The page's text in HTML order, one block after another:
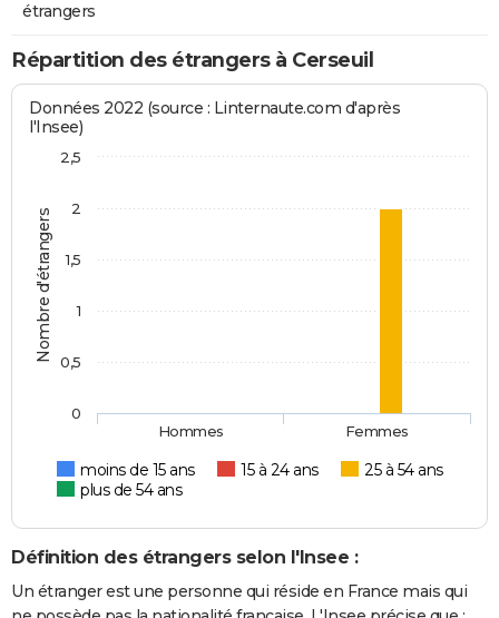
étrangers
Répartition des étrangers à Cerseuil
Nombre d'étrangers
Données 2022 (source : Linternaute.com d'après
l'Insee)
moins de 15 ans 15 à 24 ans
25 à 54 ans
plus de 54 ans
Hommes Femmes
0
0,5
1
1,5
2
2,5
Définition des étrangers selon l'Insee :
Un étranger est une personne qui réside en France mais qui